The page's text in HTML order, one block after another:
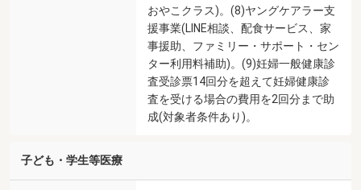
おやこクラス)。(8)ヤングケアラー支
援事業(LINE相談、配食サービス、家
事援助、ファミリー・サポート・セン
ター利用料補助)。(9)妊婦一般健康診
査受診票14回分を超えて妊婦健康診
査を受ける場合の費用を2回分まで助
成(対象者条件あり)。
子ども・学生等医療